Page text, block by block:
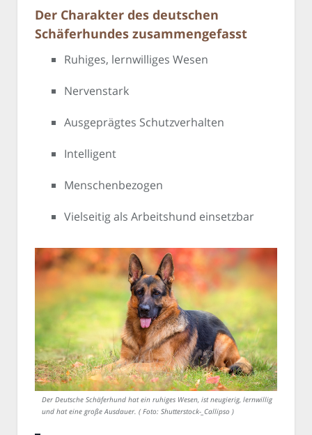
Der Charakter des deutschen
Schäferhundes zusammengefasst
Ruhiges, lernwilliges Wesen
Nervenstark
Ausgeprägtes Schutzverhalten
Intelligent
Menschenbezogen
Vielseitig als Arbeitshund einsetzbar
Der Deutsche Schäferhund hat ein ruhiges Wesen, ist neugierig, lernwillig
und hat eine große Ausdauer. ( Foto: Shutterstock-_Callipso )